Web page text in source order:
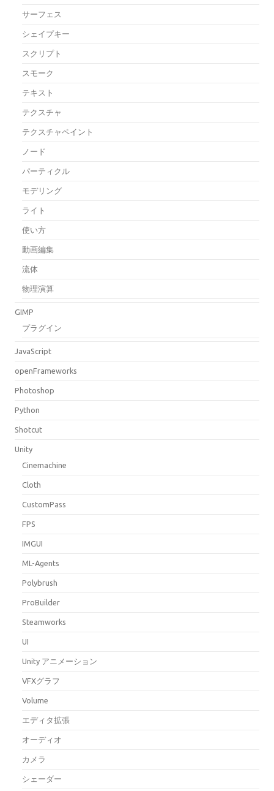
サーフェス
シェイプキー
スクリプト
スモーク
テキスト
テクスチャ
テクスチャペイント
ノード
パーティクル
モデリング
ライト
使い方
動画編集
流体
物理演算
GIMP
プラグイン
JavaScript
openFrameworks
Photoshop
Python
Shotcut
Unity
Cinemachine
Cloth
CustomPass
FPS
IMGUI
ML-Agents
Polybrush
ProBuilder
Steamworks
UI
Unity アニメーション
VFXグラフ
Volume
エディタ拡張
オーディオ
カメラ
シェーダー